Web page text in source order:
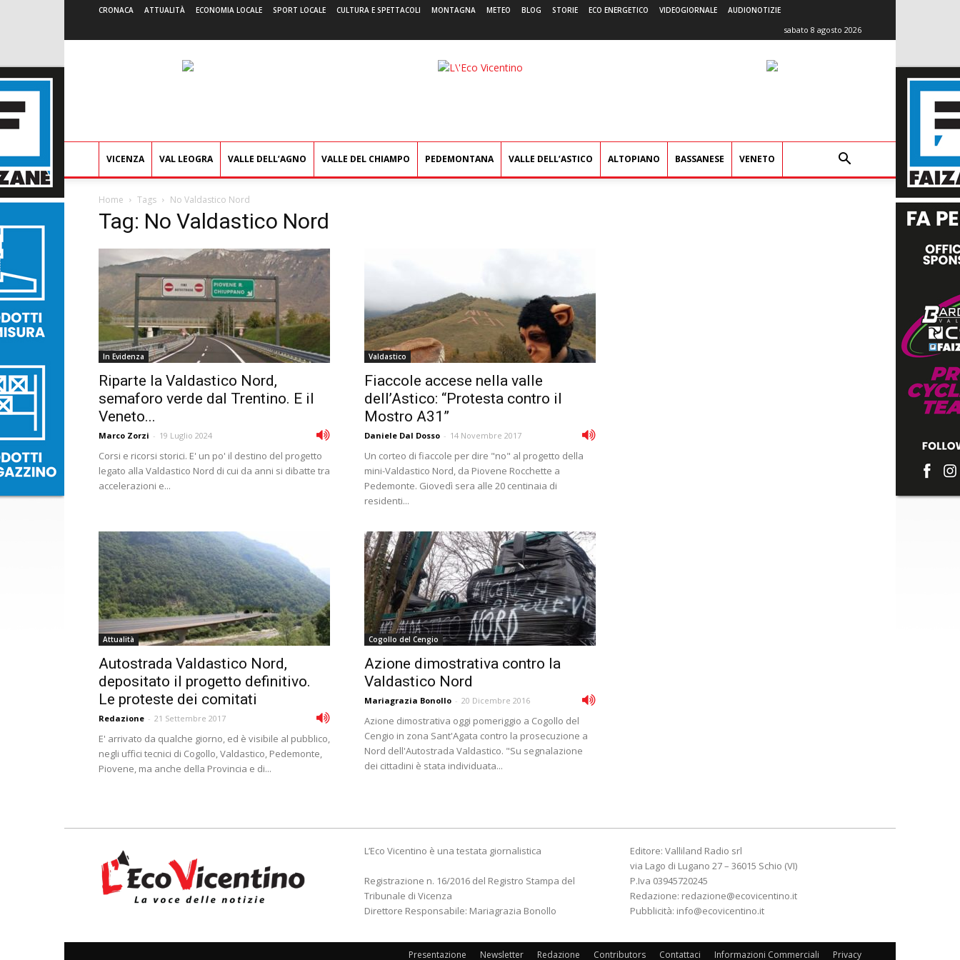
CRONACA ATTUALITÀ ECONOMIA LOCALE SPORT LOCALE CULTURA E SPETTACOLI MONTAGNA METEO BLOG STORIE ECO ENERGETICO VIDEOGIORNALE AUDIONOTIZIE
sabato 8 agosto 2026
L'Eco
VICENZA VAL LEOGRA VALLE DELL’AGNO VALLE DEL CHIAMPO PEDEMONTANA VALLE DELL’ASTICO ALTOPIANO BASSANESE VENETO
Home Tags No Valdastico Nord
Tag: No Valdastico Nord
In Evidenza
Riparte la Valdastico Nord,
semaforo verde dal Trentino. E il
Veneto...
Marco Zorzi - 19 Luglio 2024
Corsi e ricorsi storici. E' un po' il destino del progetto
legato alla Valdastico Nord di cui da anni si dibatte tra
accelerazioni e...
Valdastico
Fiaccole accese nella valle
dell’Astico: “Protesta contro il
Mostro A31”
Daniele Dal Dosso - 14 Novembre 2017
Un corteo di fiaccole per dire "no" al progetto della
mini-Valdastico Nord, da Piovene Rocchette a
Pedemonte. Giovedì sera alle 20 centinaia di
residenti...
Attualità
Autostrada Valdastico Nord,
depositato il progetto definitivo.
Le proteste dei comitati
Redazione - 21 Settembre 2017
E' arrivato da qualche giorno, ed è visibile al pubblico,
negli uffici tecnici di Cogollo, Valdastico, Pedemonte,
Piovene, ma anche della Provincia e di...
Cogollo del Cengio
Azione dimostrativa contro la
Valdastico Nord
Mariagrazia Bonollo - 20 Dicembre 2016
Azione dimostrativa oggi pomeriggio a Cogollo del
Cengio in zona Sant'Agata contro la prosecuzione a
Nord dell'Autostrada Valdastico. "Su segnalazione
dei cittadini è stata individuata...
L’Eco Vicentino è una testata giornalistica
Registrazione n. 16/2016 del Registro Stampa del
Tribunale di Vicenza
Direttore Responsabile: Mariagrazia Bonollo
Editore: Valliland Radio srl
via Lago di Lugano 27 – 36015 Schio (VI)
P.Iva 03945720245
Redazione: redazione@ecovicentino.it
Pubblicità: info@ecovicentino.it
Presentazione Newsletter Redazione Contributors Contattaci Informazioni Commerciali Privacy